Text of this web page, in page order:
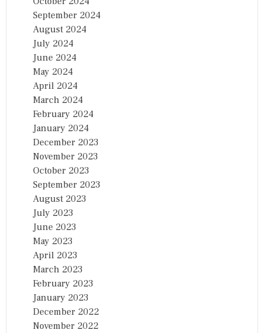
September 2024
August 2024
July 2024
June 2024
May 2024
April 2024
March 2024
February 2024
January 2024
December 2023
November 2023
October 2023
September 2023
August 2023
July 2023
June 2023
May 2023
April 2023
March 2023
February 2023
January 2023
December 2022
November 2022